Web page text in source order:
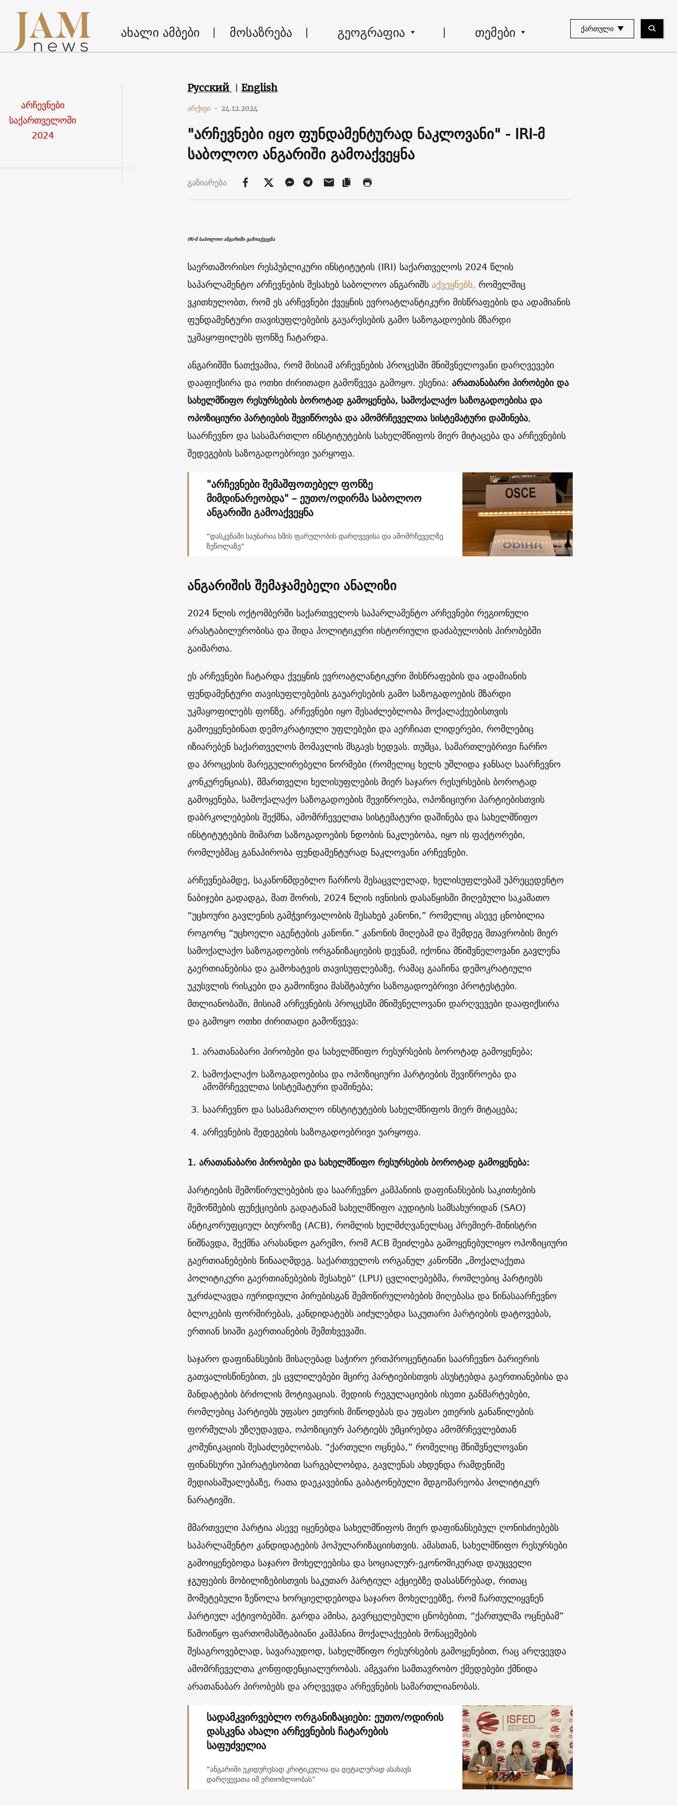
ახალი ამბები მოსაზრება გეოგრაფია თემები ᲥᲐᲠᲗᲣᲚᲘ
არჩევნები
საქართველოში
2024
Русский English
არქივი - 24.12.2024
"არჩევნები იყო ფუნდამენტურად ნაკლოვანი" - IRI-მ
საბოლოო ანგარიში გამოაქვეყნა
გაზიარება
IRI-მ საბოლოო ანგარიში გამოაქვეყნა
საერთაშორისო რესპუბლიკური ინსტიტუტის (IRI) საქართველოს 2024 წლის
საპარლამენტო არჩევნების შესახებ საბოლოო ანგარიშს აქვეყნებს, რომელშიც
ვკითხულობთ, რომ ეს არჩევნები ქვეყნის ევროატლანტიკური მისწრაფების და ადამიანის
ფუნდამენტური თავისუფლებების გაუარესების გამო საზოგადოების მზარდი
უკმაყოფილებს ფონზე ჩატარდა.
ანგარიშში ნათქვამია, რომ მისიამ არჩევნების პროცესში მნიშვნელოვანი დარღვევები
დააფიქსირა და ოთხი ძირითადი გამოწვევა გამოყო. ესენია: არათანაბარი პირობები და
სახელმწიფო რესურსების ბოროტად გამოყენება, სამოქალაქო საზოგადოებისა და
ოპოზიციური პარტიების შევიწროება და ამომრჩეველთა სისტემატური დაშინება,
საარჩევნო და სასამართლო ინსტიტუტების სახელმწიფოს მიერ მიტაცება და არჩევნების
შედეგების საზოგადოებრივი უარყოფა.
"არჩევნები შემაშფოთებელ ფონზე
მიმდინარეობდა" – ეუთო/ოდირმა საბოლოო
ანგარიში გამოაქვეყნა
“დასკვნაში საუბარია ხმის ფარულობის დარღვევისა და ამომრჩეველზე
ზეწოლაზე”
ანგარიშის შემაჯამებელი ანალიზი
2024 წლის ოქტომბერში საქართველოს საპარლამენტო არჩევნები რეგიონული
არასტაბილურობისა და შიდა პოლიტიკური ისტორიული დაძაბულობის პირობებში
გაიმართა.
ეს არჩევნები ჩატარდა ქვეყნის ევროატლანტიკური მისწრაფების და ადამიანის
ფუნდამენტური თავისუფლებების გაუარესების გამო საზოგადოების მზარდი
უკმაყოფილებს ფონზე. არჩევნები იყო შესაძლებლობა მოქალაქეებისთვის
გამოეყენებინათ დემოკრატიული უფლებები და აერჩიათ ლიდერები, რომლებიც
იზიარებენ საქართველოს მომავლის მსგავს ხედვას. თუმცა, სამართლებრივი ჩარჩო
და პროცესის მარეგულირებელი ნორმები (რომელიც ხელს უშლიდა ჯანსაღ საარჩევნო
კონკურენციას), მმართველი ხელისუფლების მიერ საჯარო რესურსების ბოროტად
გამოყენება, სამოქალაქო საზოგადოების შევიწროება, ოპოზიციური პარტიებისთვის
დაბრკოლებების შექმნა, ამომრჩეველთა სისტემატური დაშინება და სახელმწიფო
ინსტიტუტების მიმართ საზოგადოების ნდობის ნაკლებობა, იყო ის ფაქტორები,
რომლებმაც განაპირობა ფუნდამენტურად ნაკლოვანი არჩევნები.
არჩევნებამდე, საკანონმდებლო ჩარჩოს შესაცვლელად, ხელისუფლებამ უპრეცედენტო
ნაბიჯები გადადგა, მათ შორის, 2024 წლის ივნისის დასაწყისში მიღებული საკამათო
“უცხოური გავლენის გამჭვირვალობის შესახებ კანონი,” რომელიც ასევე ცნობილია
როგორც “უცხოელი აგენტების კანონი.” კანონის მიღებამ და შემდეგ მთავრობის მიერ
სამოქალაქო საზოგადოების ორგანიზაციების დევნამ, იქონია მნიშვნელოვანი გავლენა
გაერთიანებისა და გამოხატვის თავისუფლებაზე, რამაც გააჩინა დემოკრატიული
უკუსვლის რისკები და გამოიწვია მასშტაბური საზოგადოებრივი პროტესტები.
მთლიანობაში, მისიამ არჩევნების პროცესში მნიშვნელოვანი დარღვევები დააფიქსირა
და გამოყო ოთხი ძირითადი გამოწვევა:
არათანაბარი პირობები და სახელმწიფო რესურსების ბოროტად გამოყენება;
სამოქალაქო საზოგადოებისა და ოპოზიციური პარტიების შევიწროება და
ამომრჩეველთა სისტემატური დაშინება;
საარჩევნო და სასამართლო ინსტიტუტების სახელმწიფოს მიერ მიტაცება;
არჩევნების შედეგების საზოგადოებრივი უარყოფა.
1. არათანაბარი პირობები და სახელმწიფო რესურსების ბოროტად გამოყენება:
პარტიების შემოწირულებების და საარჩევნო კამპანიის დაფინანსების საკითხების
შემოწმების ფუნქციების გადატანამ სახელმწიფო აუდიტის სამსახურიდან (SAO)
ანტიკორუფციულ ბიუროზე (ACB), რომლის ხელმძღვანელსაც პრემიერ-მინისტრი
ნიშნავდა, შექმნა არასანდო გარემო, რომ ACB შეიძლება გამოყენებულიყო ოპოზიციური
გაერთიანებების წინააღმდეგ. საქართველოს ორგანულ კანონში „მოქალაქეთა
პოლიტიკური გაერთიანებების შესახებ“ (LPU) ცვლილებებმა, რომლებიც პარტიებს
უკრძალავდა იურიდიული პირებისგან შემოწირულობების მიღებასა და წინასაარჩევნო
ბლოკების ფორმირებას, კანდიდატებს აიძულებდა საკუთარი პარტიების დატოვებას,
ერთიან სიაში გაერთიანების შემთხვევაში.
საჯარო დაფინანსების მისაღებად საჭირო ერთპროცენტიანი საარჩევნო ბარიერის
გათვალისწინებით, ეს ცვლილებები მცირე პარტიებისთვის ასუსტებდა გაერთიანებისა და
მანდატების ბრძოლის მოტივაციას. მედიის რეგულაციების ისეთი განმარტებები,
რომლებიც პარტიებს უფასო ეთერის მიწოდებას და უფასო ეთერის განაწილების
ფორმულას უზღუდავდა, ოპოზიციურ პარტიებს უმცირებდა ამომრჩევლებთან
კომუნიკაციის შესაძლებლობას. “ქართული ოცნება,” რომელიც მნიშვნელოვანი
ფინანსური უპირატესობით სარგებლობდა, გავლენას ახდენდა რამდენიმე
მედიასაშუალებაზე, რათა დაეკავებინა გაბატონებული მდგომარეობა პოლიტიკურ
ნარატივში.
მმართველი პარტია ასევე იყენებდა სახელმწიფოს მიერ დაფინანსებულ ღონისძიებებს
საპარლამენტო კანდიდატების პოპულარიზაციისთვის. ამასთან, სახელმწიფო რესურსები
გამოიყენებოდა საჯარო მოხელეებისა და სოციალურ-ეკონომიკურად დაუცველი
ჯგუფების მობილიზებისთვის საკუთარ პარტიულ აქციებზე დასასწრებად, რითაც
მომეტებული ზეწოლა ხორციელდებოდა საჯარო მოხელეებზე, რომ ჩართულიყვნენ
პარტიულ აქტივობებში. გარდა ამისა, გავრცელებული ცნობებით, “ქართულმა ოცნებამ”
წამოიწყო ფართომასშტაბიანი კამპანია მოქალაქეების მონაცემების
შესაგროვებლად, სავარაუდოდ, სახელმწიფო რესურსების გამოყენებით, რაც არღვევდა
ამომრჩეველთა კონფიდენციალურობას. ამგვარი სამთავრობო ქმედებები ქმნიდა
არათანაბარ პირობებს და არღვევდა არჩევნების სამართლიანობას.
სადამკვირვებლო ორგანიზაციები: ეუთო/ოდირის
დასკვნა ახალი არჩევნების ჩატარების
საფუძველია
“ანგარიში უკიდურესად კრიტიკულია და დეტალურად ასახავს
დარღვევათა იმ ერთობლიობას”